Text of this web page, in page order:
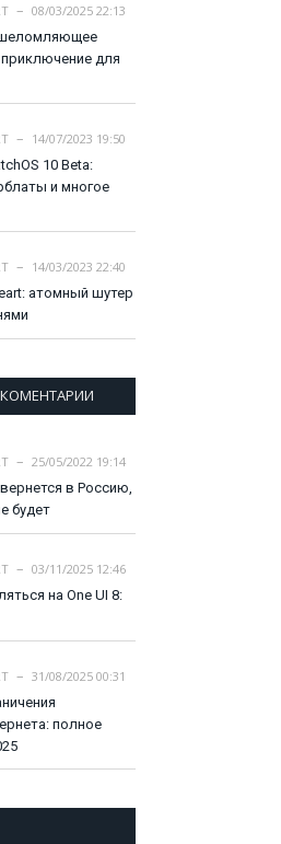
08/03/2025 22:13
для
14/07/2023 19:50
10 Beta:
и многое
14/03/2023 22:40
атомный шутер
КОМЕНТАРИИ
25/05/2022 19:14
в Россию,
будет
03/11/2025 12:46
на One UI 8:
31/08/2025 00:31
полное